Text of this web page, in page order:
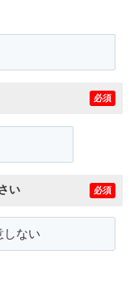
必須
い 必須
しない